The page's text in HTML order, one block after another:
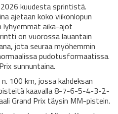
kuudesta sprintistä.
ajetaan koko viikonlopun
lyhyemmät aika-ajot
on vuorossa lauantain
jota seuraa myöhemmin
pudotusformaatissa.
sunnuntaina.
100 km, jossa kahdeksan
kaavalla 8-7-6-5-4-3-2-
Grand Prix täysin MM-pistein.